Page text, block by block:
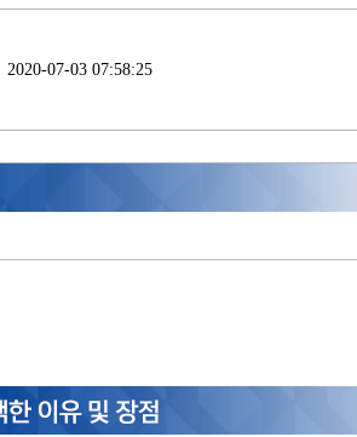
2020-07-03 07:58:25